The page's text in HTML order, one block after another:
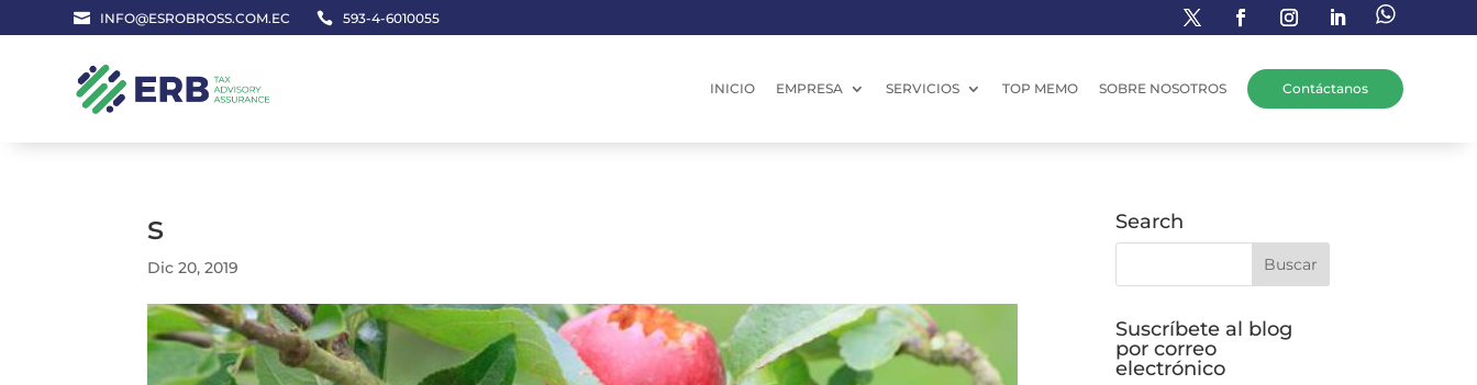
 INFO@ESROBROSS.COM.EC  593-4-6010055
INICIO EMPRESA SERVICIOS TOP MEMO SOBRE NOSOTROS Contáctanos
s
Dic 20, 2019
Search
Suscríbete al blog
por correo
electrónico